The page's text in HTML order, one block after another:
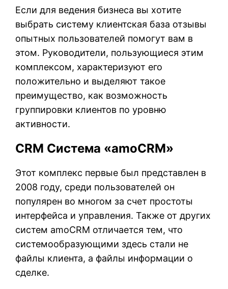
Если для ведения бизнеса вы хотите
выбрать систему клиентская база отзывы
опытных пользователей помогут вам в
этом. Руководители, пользующиеся этим
комплексом, характеризуют его
положительно и выделяют такое
преимущество, как возможность
группировки клиентов по уровню
активности.
CRM Система «amoCRM»
Этот комплекс первые был представлен в
2008 году, среди пользователей он
популярен во многом за счет простоты
интерфейса и управления. Также от других
систем amoCRM отличается тем, что
системообразующими здесь стали не
файлы клиента, а файлы информации о
сделке.